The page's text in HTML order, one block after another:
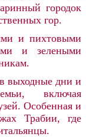
городок
гор.
и пихтовыми
и зелеными
выходные дни и
включая
Особенная и
Трабии, где